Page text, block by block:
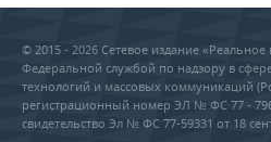
© 2015 - 2026 Сетевое издание
Федеральной службой по надзору в
технологий и массовых коммуникаций
регистрационный номер ЭЛ № ФС 77 -
свидетельство Эл № ФС 77-59331 от 18